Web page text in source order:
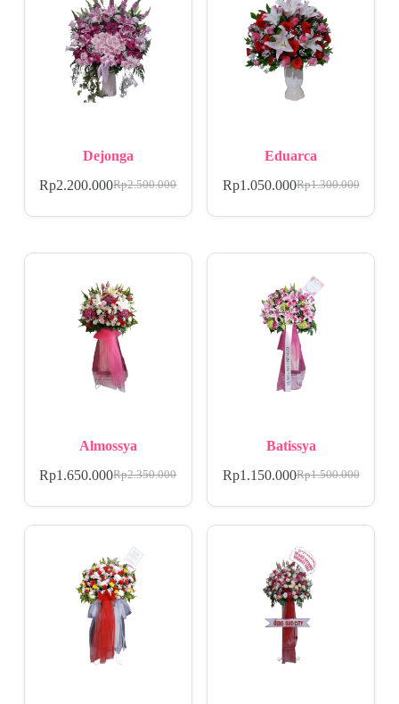
Dejonga
Rp2.500.000
Rp2.200.000
Eduarca
Rp1.300.000
Rp1.050.000
Almossya
Rp2.350.000
Rp1.650.000
Batissya
Rp1.500.000
Rp1.150.000